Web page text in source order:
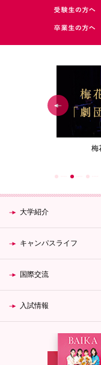
梅
大学紹介
キャンパスライフ
国際交流
入試情報